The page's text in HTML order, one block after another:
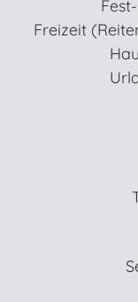
Freizeit